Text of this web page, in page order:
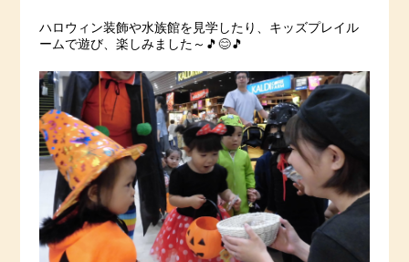
ハロウィン装飾や水族館を見学したり、キッズプレイル
ームで遊び、楽しみました～🎵😊🎵